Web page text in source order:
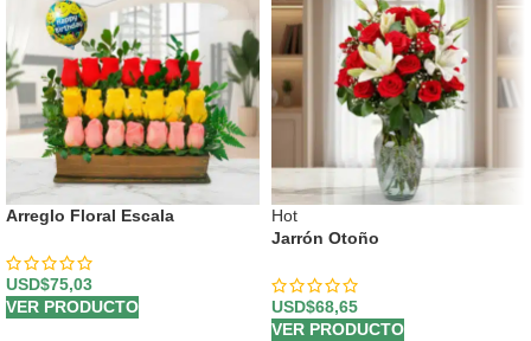
Arreglo Floral Escala
USD$75,03
VER PRODUCTO
Hot
Jarrón Otoño
USD$68,65
VER PRODUCTO